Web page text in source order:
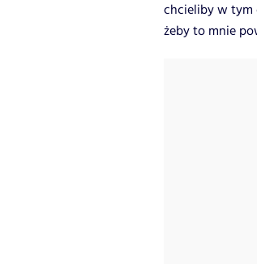
chcieliby w tym
żeby to mnie